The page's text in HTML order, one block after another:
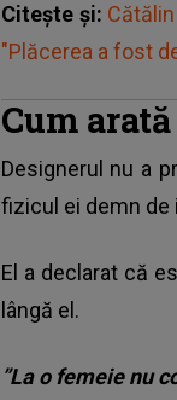
Citește și:
"Plăcerea a fost
Cum
Designerul nu a
fizicul ei demn de
El a declarat că
lângă el.
”La o femeie nu